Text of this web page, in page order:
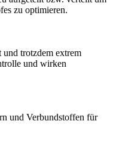
zu optimieren.
und trotzdem extrem
und wirken
und Verbundstoffen für